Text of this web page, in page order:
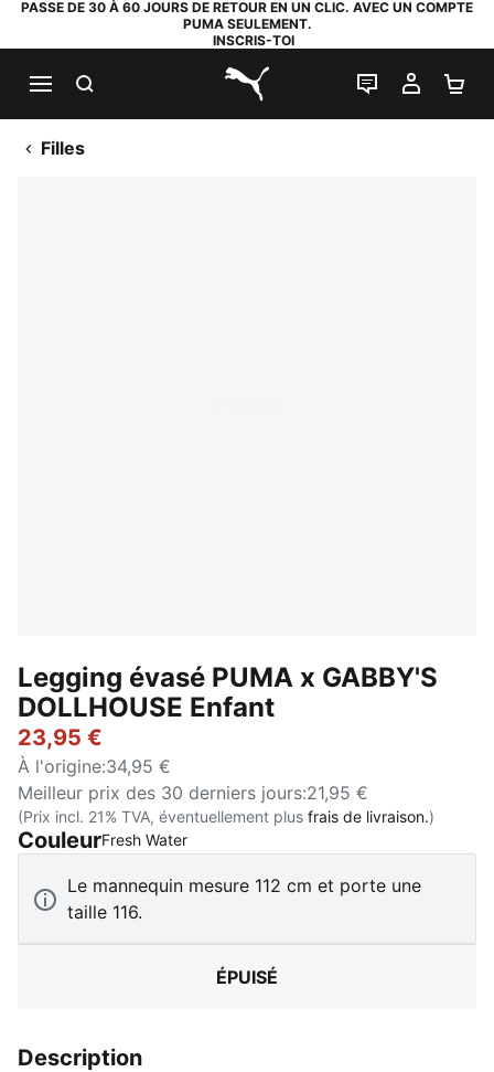
PASSE DE 30 À 60 JOURS DE RETOUR EN UN CLIC. AVEC UN COMPTE
PUMA SEULEMENT.
INSCRIS-TOI
PUMA.com
LIVE CHAT
MON
Filles
Legging évasé PUMA x GABBY'S
DOLLHOUSE Enfant
23,95 €
À l'origine:34,95 €
Meilleur prix des 30 derniers jours:21,95 €
(Prix incl. 21% TVA, éventuellement plus frais de livraison.)
CouleurFresh Water:
Le mannequin mesure 112 cm et porte une
taille 116.
ÉPUISÉ
Description